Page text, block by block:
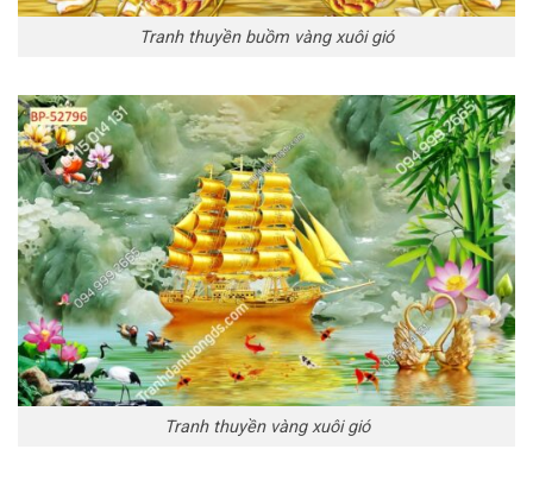
Tranh thuyền buồm vàng xuôi gió
Tranh thuyền vàng xuôi gió